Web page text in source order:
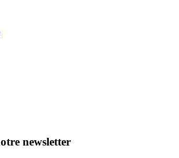
newsletter